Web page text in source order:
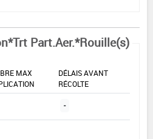
Part.Aer.*Rouille(s)
MAX
DÉLAIS AVANT
RÉCOLTE
-